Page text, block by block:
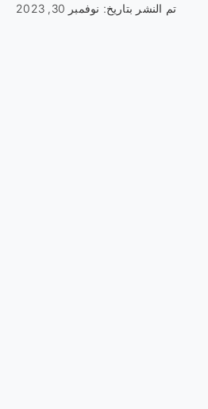
تم النشر بتاريخ: نوفمبر 30, 2023